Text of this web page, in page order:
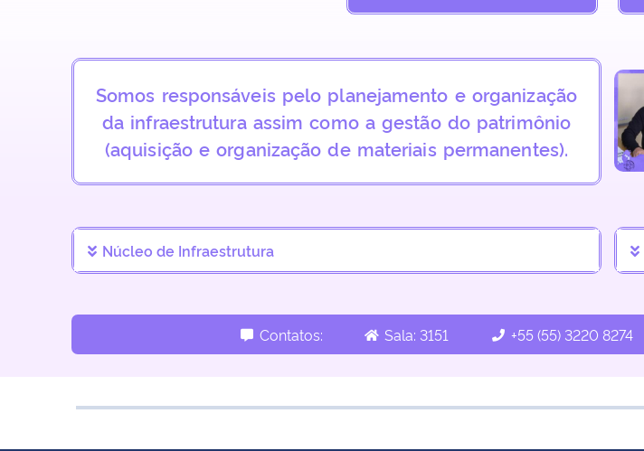
Somos responsáveis pelo planejamento e organização
da infraestrutura assim como a gestão do patrimônio
(aquisição e organização de materiais permanentes).
Núcleo de Infraestrutura
Contatos: Sala: 3151 +55 (55) 3220 8274